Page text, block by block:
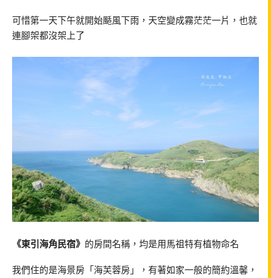
可惜第一天下午就開始颳風下雨，天空變成霧茫茫一片，也就
連腳架都沒架上了
《東引海角民宿》 的房間名稱，均是用馬祖特有植物命名
我們住的是海景房「海芙蓉房」，有著如家一般的簡約溫馨，